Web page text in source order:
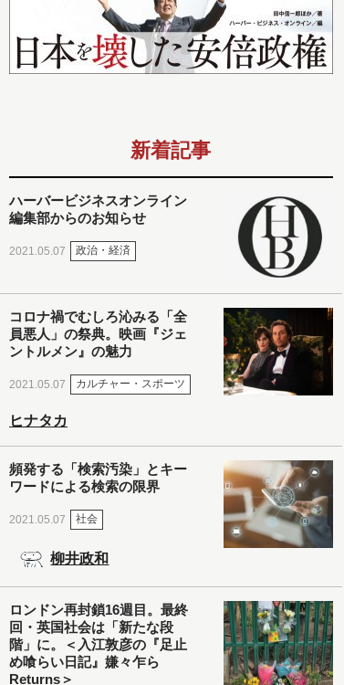
新着記事
ハーバービジネスオンライン
編集部からのお知らせ
2021.05.07 政治・経済
コロナ禍でむしろ沁みる「全
員悪人」の祭典。映画『ジェ
ントルメン』の魅力
2021.05.07 カルチャー・スポーツ
ヒナタカ
頻発する「検索汚染」とキー
ワードによる検索の限界
2021.05.07 社会
柳井政和
ロンドン再封鎖16週目。最終
回・英国社会は「新たな段
階」に。＜入江敦彦の『足止
め喰らい日記』嫌々乍ら
Returns＞